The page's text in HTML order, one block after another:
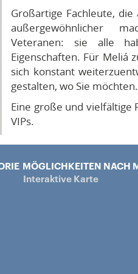
Großartige Fachleute,
außergewöhnlicher
Veteranen: sie alle
Eigenschaften. Für Meliá
sich konstant
gestalten, wo Sie möchten.
Eine große und vielfältige
VIPs.
MÖGLICHKEITEN NACH
Interaktive Karte